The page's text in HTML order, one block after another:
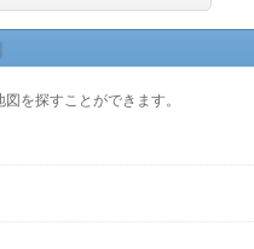
を探すことができます。